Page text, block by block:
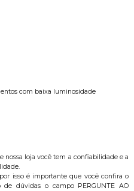
com baixa luminosidade
nossa loja você tem a confiabilidade e a
isso é importante que você confira o
dúvidas o campo PERGUNTE AO